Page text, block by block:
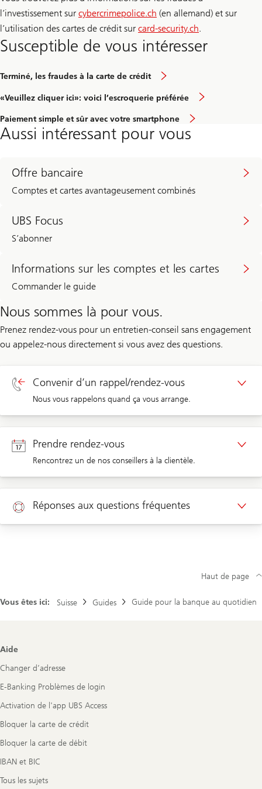
l’investissement sur cybercrimepolice.ch (en allemand) et sur
l’utilisation des cartes de crédit sur card-security.ch.
Susceptible de vous intéresser
Terminé, les fraudes à la carte de crédit
«Veuillez cliquer ici»: voici l’escroquerie préférée
Paiement simple et sûr avec votre smartphone
Aussi intéressant pour vous
Offre bancaire
Comptes et cartes avantageusement combinés
UBS Focus
S’abonner
Informations sur les comptes et les cartes
Commander le guide
Nous sommes là pour vous.
Prenez rendez-vous pour un entretien-conseil sans engagement
ou appelez-nous directement si vous avez des questions.
Convenir d’un rappel/rendez-vous
Nous vous rappelons quand ça vous arrange.
Rappel clients privés
Rappel clients d’entreprises
Prendre rendez-vous
Rencontrez un de nos conseillers à la clientèle.
Rendez-vous clients privés
Rendez-vous clients d’entreprises
Réponses aux questions fréquentes
Vous êtes ici: Suisse Guides Guide pour la banque au quotidien
Haut de page
Footer
Aide
Changer d’adresse
E-Banking Problèmes de login
Activation de l'app UBS Access
Bloquer la carte de crédit
Bloquer la carte de débit
IBAN et BIC
Tous les sujets